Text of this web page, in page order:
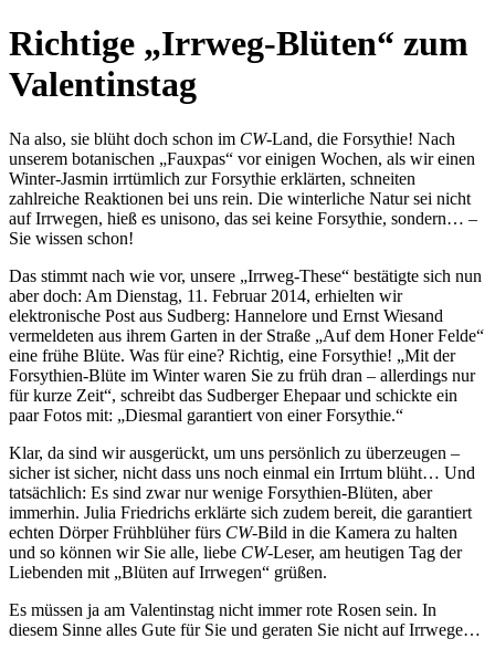
Richtige „Irrweg-Blüten“ zum
Valentinstag
Na also, sie blüht doch schon im CW-Land, die Forsythie! Nach
unserem botanischen „Fauxpas“ vor einigen Wochen, als wir einen
Winter-Jasmin irrtümlich zur Forsythie erklärten, schneiten
zahlreiche Reaktionen bei uns rein. Die winterliche Natur sei nicht
auf Irrwegen, hieß es unisono, das sei keine Forsythie, sondern… –
Sie wissen schon!
Das stimmt nach wie vor, unsere „Irrweg-These“ bestätigte sich nun
aber doch: Am Dienstag, 11. Februar 2014, erhielten wir
elektronische Post aus Sudberg: Hannelore und Ernst Wiesand
vermeldeten aus ihrem Garten in der Straße „Auf dem Honer Felde“
eine frühe Blüte. Was für eine? Richtig, eine Forsythie! „Mit der
Forsythien-Blüte im Winter waren Sie zu früh dran – allerdings nur
für kurze Zeit“, schreibt das Sudberger Ehepaar und schickte ein
paar Fotos mit: „Diesmal garantiert von einer Forsythie.“
Klar, da sind wir ausgerückt, um uns persönlich zu überzeugen –
sicher ist sicher, nicht dass uns noch einmal ein Irrtum blüht… Und
tatsächlich: Es sind zwar nur wenige Forsythien-Blüten, aber
immerhin. Julia Friedrichs erklärte sich zudem bereit, die garantiert
echten Dörper Frühblüher fürs CW-Bild in die Kamera zu halten
und so können wir Sie alle, liebe CW-Leser, am heutigen Tag der
Liebenden mit „Blüten auf Irrwegen“ grüßen.
Es müssen ja am Valentinstag nicht immer rote Rosen sein. In
diesem Sinne alles Gute für Sie und geraten Sie nicht auf Irrwege…